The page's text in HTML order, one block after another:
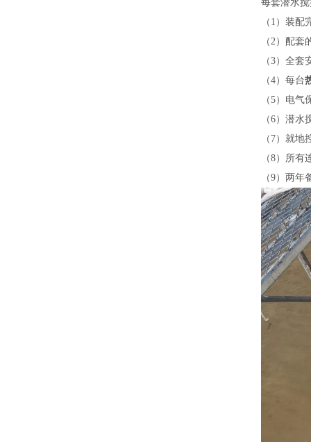
每套潜水
（ 1）装配
（2）配套
（3）全套
（4）每台
（5）电气
（6） 潜水
（ 7）就地
（8）所有
（9）两年